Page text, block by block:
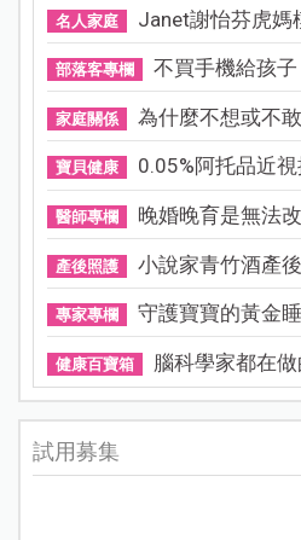
名人家庭 Janet謝怡芬虎媽
部落客專欄 不買手機給孩
家庭關係 為什麼不想或不
寶貝健康 0.05%阿托品近
醫師專欄 晚婚晚育是無法
產後照護 小說家青竹酒產
專家專欄 守護寶寶的黃金
健康百寶箱 腦科學家都在
試用募集